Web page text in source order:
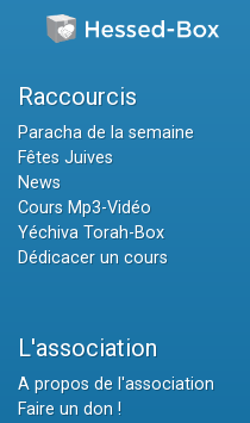
Raccourcis
Paracha de la semaine
Fêtes Juives
News
Cours Mp3-Vidéo
Yéchiva Torah-Box
Dédicacer un cours
L'association
A propos de l'association
Faire un don !